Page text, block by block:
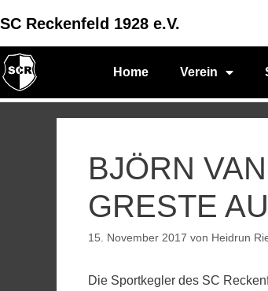
SC Reckenfeld 1928 e.V.
Home Verein
BJÖRN
GRESTE
15. November 2017 von Heidrun
Die Sportkegler des SC